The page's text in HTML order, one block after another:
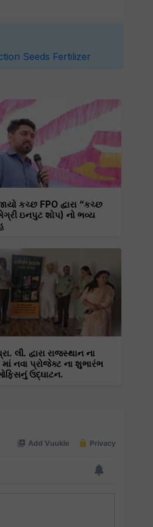
Seeds Fertilizer
કચ્છ FPO દ્વારા “કચ્છ
ઇનપુટ શોપ) નો ભવ્ય
લી. દ્વારા રાજસ્થાન ના
માં નવા પ્રોજેક્ટ ના શુભારંભ
ઉદ્ઘાટન.